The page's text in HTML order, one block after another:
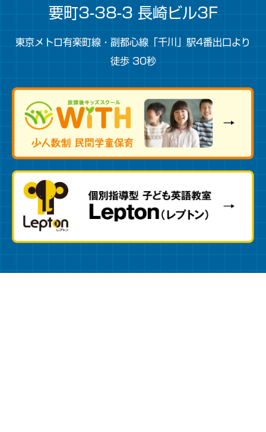
要町3-38-3 長崎ビル3F
東京メトロ有楽町線・副都心線「千川」駅4番出口より
徒歩 30秒